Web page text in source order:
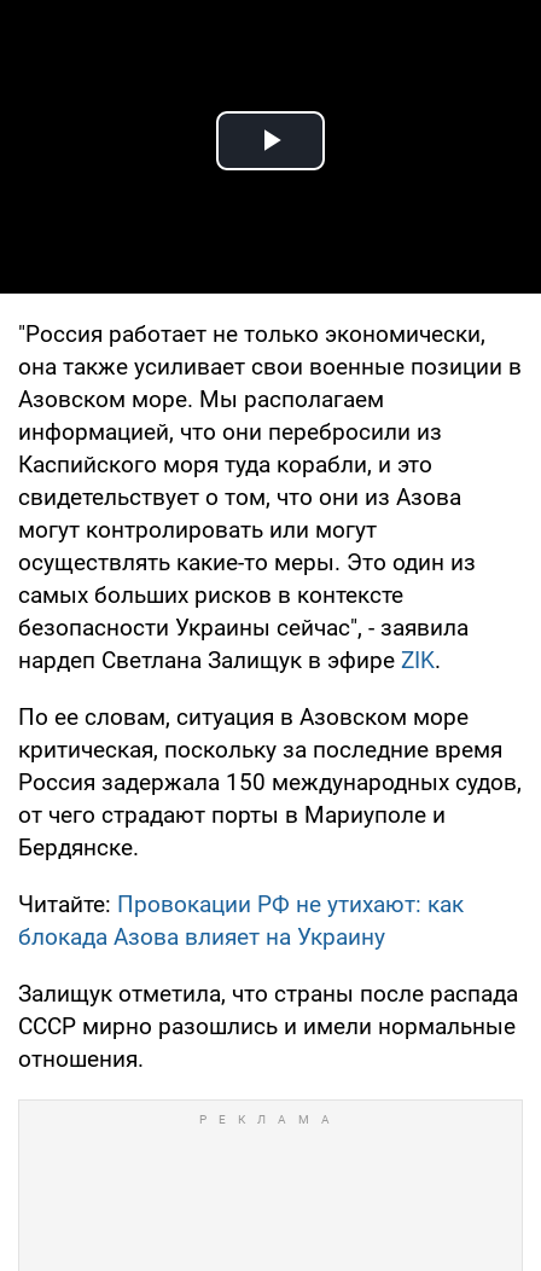
Play Video
"Россия работает не только экономически,
она также усиливает свои военные позиции в
Азовском море. Мы располагаем
информацией, что они перебросили из
Каспийского моря туда корабли, и это
свидетельствует о том, что они из Азова
могут контролировать или могут
осуществлять какие-то меры. Это один из
самых больших рисков в контексте
безопасности Украины сейчас", - заявила
нардеп Светлана Залищук в эфире ZIK.
По ее словам, ситуация в Азовском море
критическая, поскольку за последние время
Россия задержала 150 международных судов,
от чего страдают порты в Мариуполе и
Бердянске.
Читайте: Провокации РФ не утихают: как
блокада Азова влияет на Украину
Залищук отметила, что страны после распада
СССР мирно разошлись и имели нормальные
отношения.